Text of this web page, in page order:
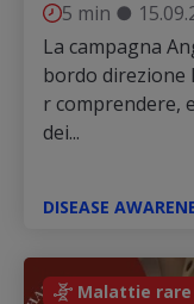
5 min ●
La campagna
bordo direzione
r comprendere,
dei...
DISEASE
Malattie rare